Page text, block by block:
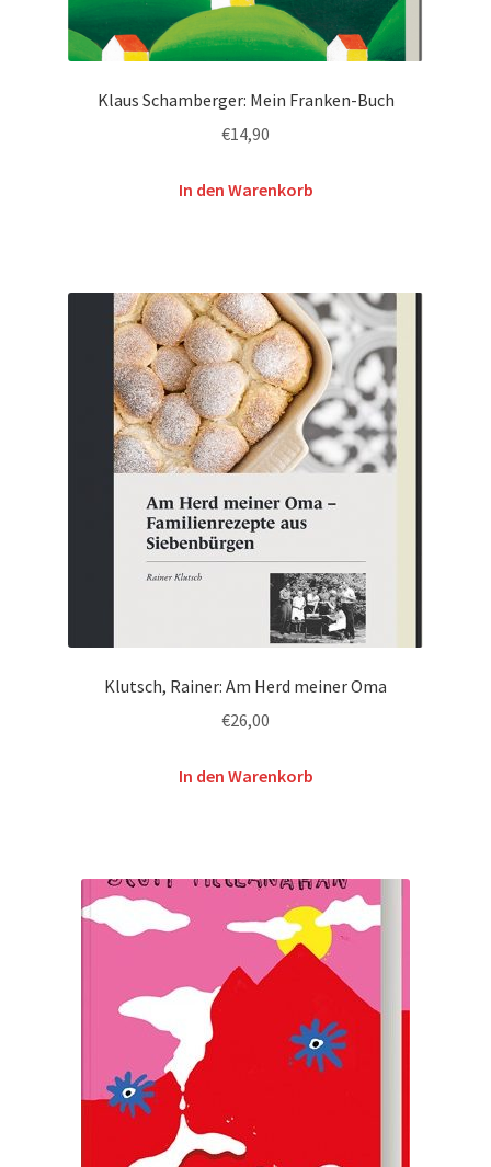
Klaus Schamberger: Mein Franken-Buch
€14,90
In den Warenkorb
Klutsch, Rainer: Am Herd meiner Oma
€26,00
In den Warenkorb